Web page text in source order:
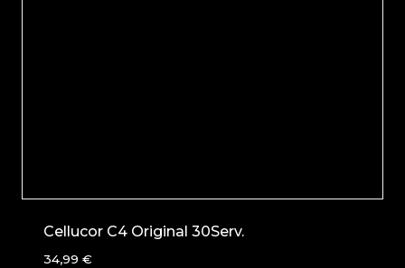
Cellucor C4 Original 30Serv.
34,99 €